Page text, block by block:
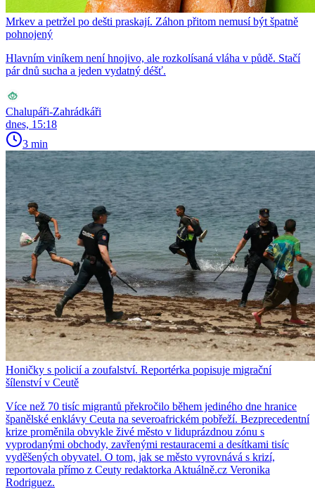
Mrkev a petržel po dešti praskají. Záhon přitom nemusí být špatně
pohnojený
Hlavním viníkem není hnojivo, ale rozkolísaná vláha v půdě. Stačí
pár dnů sucha a jeden vydatný déšť.
Chalupáři-Zahrádkáři
dnes, 15:18
3 min
Honičky s policií a zoufalství. Reportérka popisuje migrační
šílenství v Ceutě
Více než 70 tisíc migrantů překročilo během jediného dne hranice
španělské enklávy Ceuta na severoafrickém pobřeží. Bezprecedentní
krize proměnila obvykle živé město v liduprázdnou zónu s
vyprodanými obchody, zavřenými restauracemi a desítkami tisíc
vyděšených obyvatel. O tom, jak se město vyrovnává s krizí,
reportovala přímo z Ceuty redaktorka Aktuálně.cz Veronika
Rodriguez.